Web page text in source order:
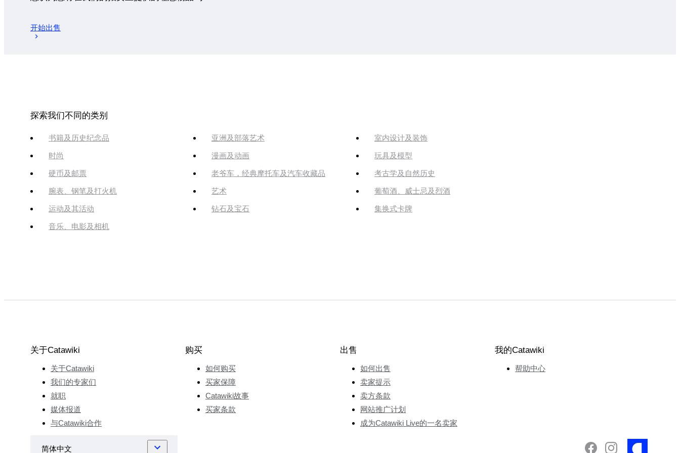
开始出售
探索我们不同的类别
书籍及历史纪念品 亚洲及部落艺术 室内设计及装饰
时尚 漫画及动画 玩具及模型
硬币及邮票 老爷车，经典摩托车及汽车收藏品 考古学及自然历史
腕表、钢笔及打火机 艺术 葡萄酒、威士忌及烈酒
运动及其活动 钻石及宝石 集换式卡牌
音乐、电影及相机
关于Catawiki
关于Catawiki
我们的专家们
就职
媒体报道
与Catawiki合作
购买
如何购买
买家保障
Catawiki故事
买家条款
出售
如何出售
卖家提示
卖方条款
网站推广计划
成为Catawiki Live的一名卖家
我的Catawiki
帮助中心